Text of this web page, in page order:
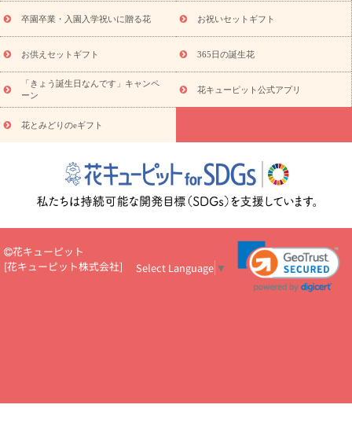
（hanamore -ハナモア-）
花とみどりのeギフト
トのeGfit
カラー ピンク イエローオレンジ レッド
お花の
種類
バラ ユリ トルコキキョウ 予算から探す
お祝い・3000円～ お祝い・4000円～ お祝い・5000円～
お
祝い・7000円～ お祝い・10000円～ お供え・お悔やみ
え・お悔やみ・3000円～ お供え・お悔やみ・5000円～
お供
え・お悔やみ・7000円～
注目されている記事 365日の誕生花カレンダー
いのマナー
定年退職祝いのマナー
お祝いを贈るときのマナー・
花キューピットのお祝いコラム一覧
誕生日のお花を「色
彩心理学」で選ぶ方法
結婚祝いの予算相場
出産祝いお役立ち情
報
転職祝いのマナー基礎知識
ペットのお祝いワンポイントアド
お見舞いのマナーとル
ール
新築引っ越し祝いコラム お祝い花のマナー総まとめ
職
場上司や先輩へ贈るお祝い花の正解は？
開店祝いの花 選び方ガイ
あり)
花キューピット×専門家
CO2排出量削減 / SDGsを考える
卒園卒業・入園入学祝いに贈る花 お祝いセットギフト
お供えセットギフト 365日の誕生花
「きょう誕生日なんです」キャンペ
ーン
花キューピット公式アプリ
花とみどりのeギフト
花キューピット
[花キューピット株式会社] Select Language ▼